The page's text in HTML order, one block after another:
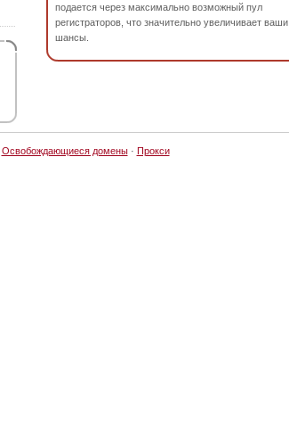
подается через максимально возможный пул
регистраторов, что значительно увеличивает ваши
шансы.
Освобождающиеся домены· Прокси